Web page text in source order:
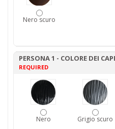
Nero scuro
PERSONA 1 - COLORE DEI
REQUIRED
Nero Grigio scuro